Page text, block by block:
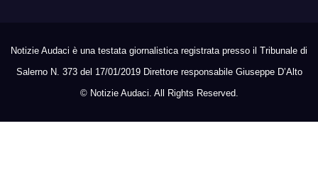
Notizie Audaci è una testata giornalistica registrata presso il Tribunale di
Salerno N. 373 del 17/01/2019 Direttore responsabile Giuseppe D’Alto
© Notizie Audaci. All Rights Reserved.